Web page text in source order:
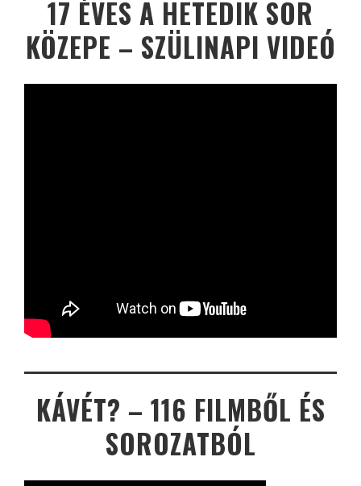
17 ÉVES A HETEDIK SOR
KÖZEPE – SZÜLINAPI VIDEÓ
KÁVÉT? – 116 FILMBŐL ÉS
SOROZATBÓL